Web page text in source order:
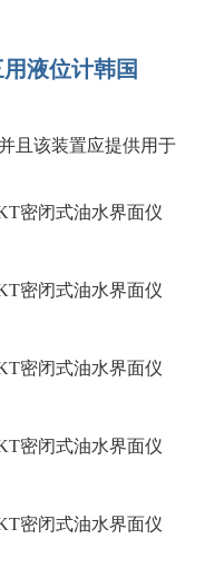
液位计韩国
且该装置应提供用于